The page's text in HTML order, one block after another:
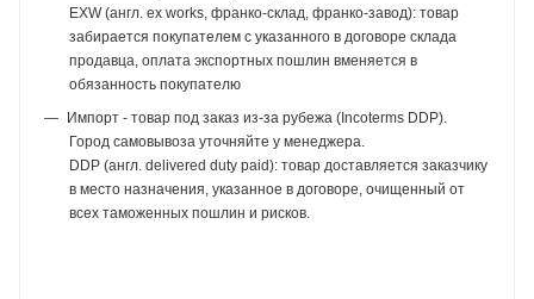
EXW (англ. ex works, франко-склад, франко-завод): товар
забирается покупателем с указанного в договоре склада
продавца, оплата экспортных пошлин вменяется в
обязанность покупателю
Импорт - товар под заказ из-за рубежа (Incoterms DDP).
Город самовывоза уточняйте у менеджера.
DDP (англ. delivered duty paid): товар доставляется заказчику
в место назначения, указанное в договоре, очищенный от
всех таможенных пошлин и рисков.